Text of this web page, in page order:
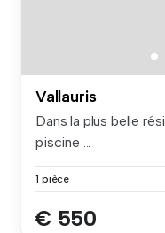
Vallauris
Dans la plus belle
piscine ...
1 pièce
€ 550